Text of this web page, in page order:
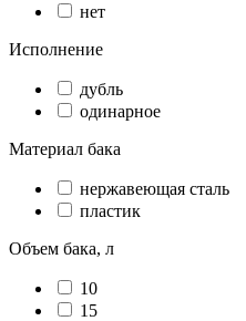
нет
Исполнение
дубль
одинарное
Материал бака
нержавеющая сталь
пластик
Объем бака, л
10
15